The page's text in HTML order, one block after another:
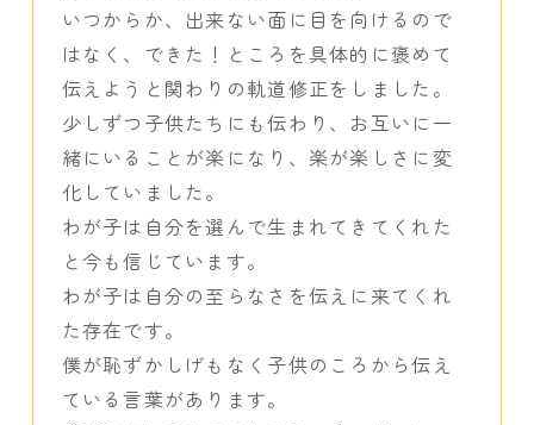
いつからか、出来ない面に目を向けるので
はなく、できた！ところを具体的に褒めて
伝えようと関わりの軌道修正をしました。
少しずつ子供たちにも伝わり、お互いに一
緒にいることが楽になり、楽が楽しさに変
化していました。
わが子は自分を選んで生まれてきてくれた
と今も信じています。
わが子は自分の至らなさを伝えに来てくれ
た存在です。
僕が恥ずかしげもなく子供のころから伝え
ている言葉があります。